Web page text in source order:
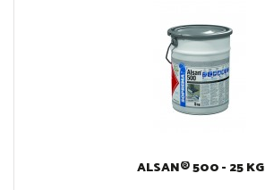
ALSAN® 500 - 25 KG